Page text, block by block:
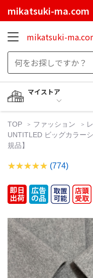
mikatsuki-ma.com
mikatsuki-
マイストア
TOP ファッション
UNTITLED ビッグカラー
規品】
(774)